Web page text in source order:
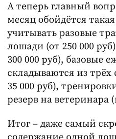
А теперь главный
месяц обойдётся
учитывать разовые
лошади (от 250 000
300 000 руб), базовые
складываются из трёх
35 000 руб),
резерв на
Итог – даже самый